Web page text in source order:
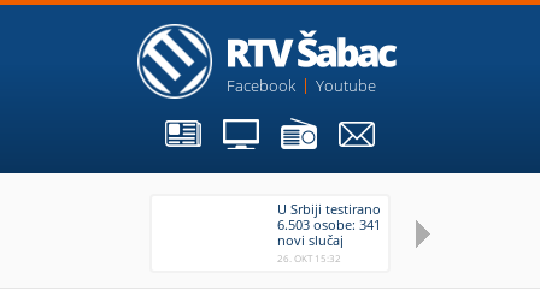
Facebook Youtube
U Srbiji testirano
6.503 osobe: 341
novi slučaj
zaraze
26. OKT 15:32